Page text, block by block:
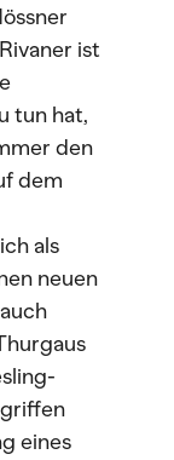
ist
tun hat,
den
dem
als
neuen
eines